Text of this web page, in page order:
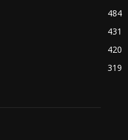
484
431
420
319